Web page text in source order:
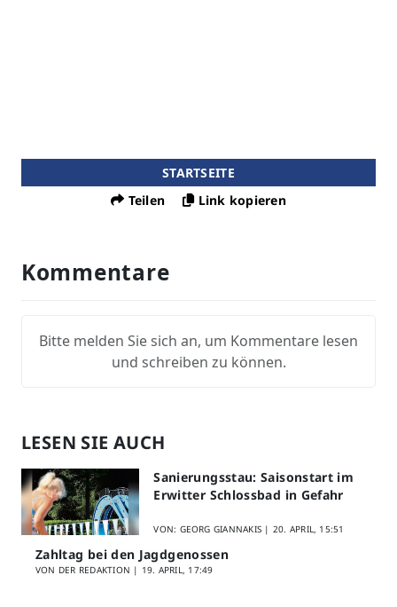
STARTSEITE
Teilen
Link kopieren
Kommentare
Bitte melden Sie sich an, um Kommentare lesen
und schreiben zu können.
LESEN SIE AUCH
Sanierungsstau: Saisonstart im
Erwitter Schlossbad in Gefahr
VON: GEORG GIANNAKIS | 20. APRIL, 15:51
Zahltag bei den Jagdgenossen
VON DER REDAKTION | 19. APRIL, 17:49